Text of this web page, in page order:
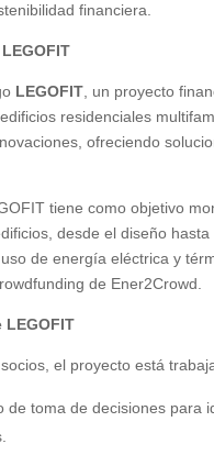
financiera.
LEGOFIT , un proyecto
residenciales
ofreciendo
tiene como objetivo
desde el diseño
de energía eléctrica y
de Ener2Crowd.
el proyecto está
de toma de decisiones para